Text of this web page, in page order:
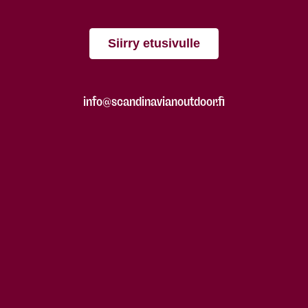
Siirry etusivulle
info@scandinavianoutdoor.fi